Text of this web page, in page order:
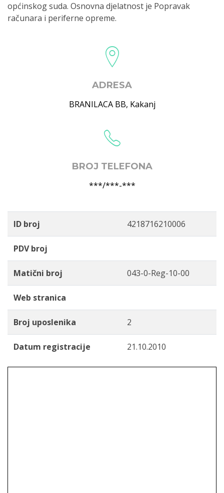
općinskog suda. Osnovna djelatnost je Popravak
računara i periferne opreme.
ADRESA
BRANILACA BB, Kakanj
BROJ TELEFONA
***/***-***
ID broj 4218716210006
PDV broj
Matični broj 043-0-Reg-10-00
Web stranica
Broj uposlenika 2
Datum registracije 21.10.2010